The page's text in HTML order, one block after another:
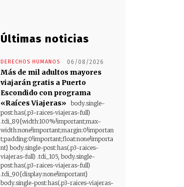
Últimas noticias
DERECHOS HUMANOS 06/08/2026
Más de mil adultos mayores
viajarán gratis a Puerto
Escondido con programa
«Raíces Viajeras»
body.single-
post:has(.p3-raices-viajeras-full)
.tdi_89{width:100%!important;max-
width:none!important;margin:0!importan
t;padding:0!important;float:none!importa
nt} body.single-post:has(.p3-raices-
viajeras-full) .tdi_105, body.single-
post:has(.p3-raices-viajeras-full)
.tdi_90{display:none!important}
body.single-post:has(.p3-raices-viajeras-